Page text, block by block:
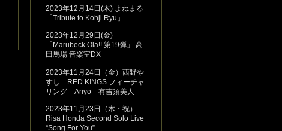
2023年12月14日(木) よねまる
「Tribute to Kohji Ryu」
2023年12月29日(金)
「Marubeck Ola!! 第19弾」 高
田馬場 音楽室DX
2023年11月24日（金）西野や
すし RED KINGS フィーチャ
リング Ariyo 有吉須美人
2023年11月23日（木・祝）
Risa Honda Second Solo Live
“Song For You”